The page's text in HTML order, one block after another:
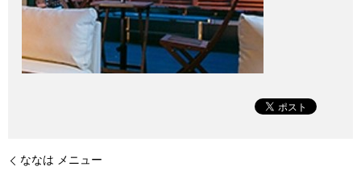
ななは メニュー